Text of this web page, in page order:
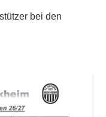
bei den